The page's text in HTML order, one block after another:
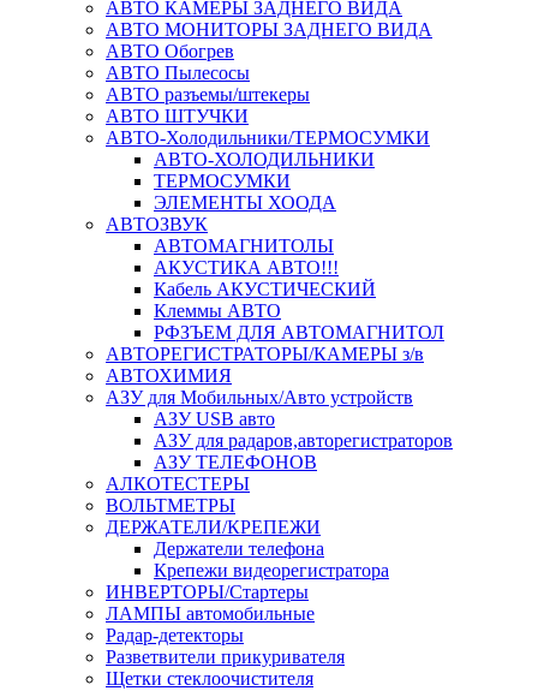
АВТО КАМЕРЫ ЗАДНЕГО ВИДА
АВТО МОНИТОРЫ ЗАДНЕГО ВИДА
АВТО Обогрев
АВТО Пылесосы
АВТО разъемы/штекеры
АВТО ШТУЧКИ
АВТО-Холодильники/ТЕРМОСУМКИ
АВТО-ХОЛОДИЛЬНИКИ
ТЕРМОСУМКИ
ЭЛЕМЕНТЫ ХООДА
АВТОЗВУК
АВТОМАГНИТОЛЫ
АКУСТИКА АВТО!!!
Кабель АКУСТИЧЕСКИЙ
Клеммы АВТО
РФЗЪЕМ ДЛЯ АВТОМАГНИТОЛ
АВТОРЕГИСТРАТОРЫ/КАМЕРЫ з/в
АВТОХИМИЯ
АЗУ для Мобильных/Авто устройств
АЗУ USB авто
АЗУ для радаров,авторегистраторов
АЗУ ТЕЛЕФОНОВ
АЛКОТЕСТЕРЫ
ВОЛЬТМЕТРЫ
ДЕРЖАТЕЛИ/КРЕПЕЖИ
Держатели телефона
Крепежи видеорегистратора
ИНВЕРТОРЫ/Стартеры
ЛАМПЫ автомобильные
Радар-детекторы
Разветвители прикуривателя
Щетки стеклоочистителя